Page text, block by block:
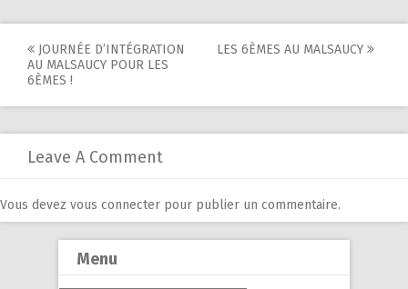
Post
navigation
JOURNÉE D’INTÉGRATION
AU MALSAUCY POUR LES
6ÈMES !
LES 6ÈMES AU MALSAUCY
Leave A Comment
Vous devez vous connecter pour publier un commentaire.
Menu